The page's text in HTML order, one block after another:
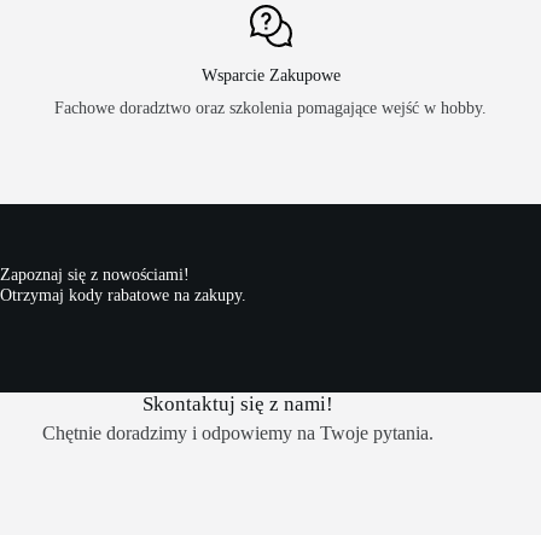
Wsparcie Zakupowe
Fachowe doradztwo oraz szkolenia pomagające wejść w hobby.
Zapoznaj się z nowościami!
Otrzymaj kody rabatowe na zakupy.
Skontaktuj się z nami!
Chętnie doradzimy i odpowiemy na Twoje pytania.